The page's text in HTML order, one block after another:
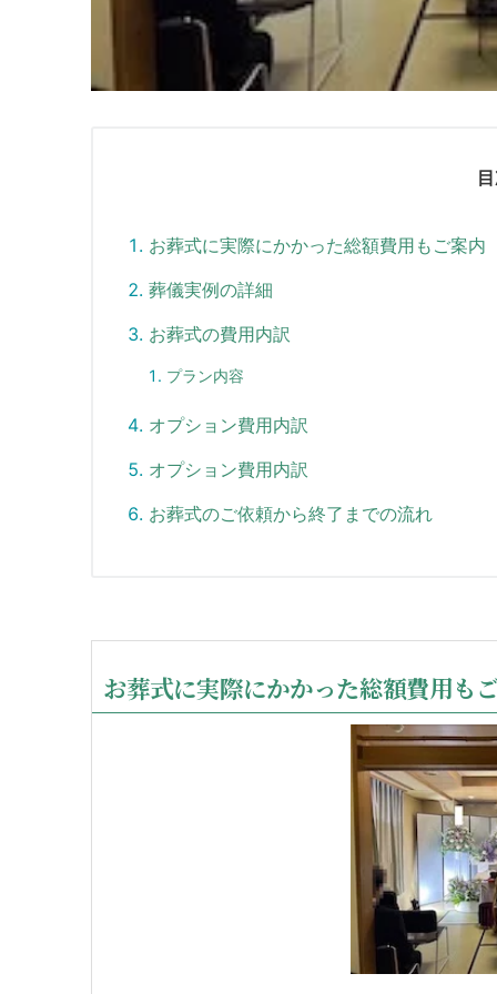
お葬式に実際にかかった総額費用もご案内
葬儀実例の詳細
お葬式の費用内訳
プラン内容
オプション費用内訳
オプション費用内訳
お葬式のご依頼から終了までの流れ
お葬式に実際にかかった総額費用も